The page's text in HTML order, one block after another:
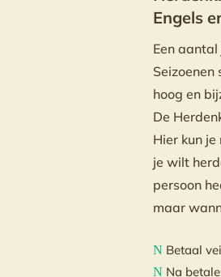
Engels
Een
Seizoenen
hoog en
De
Hier kun
je wilt
persoon
maar
N Betaal
N Na